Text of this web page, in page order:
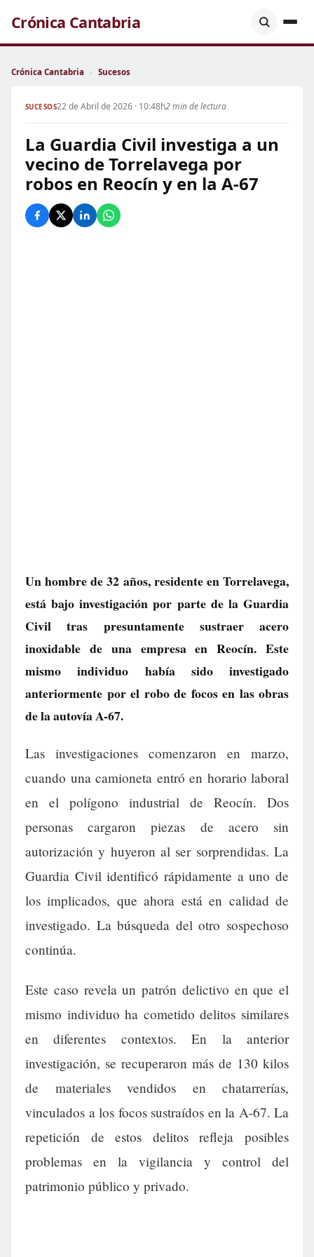
Crónica Cantabria
Crónica Cantabria › Sucesos
SUCESOS22 de Abril de 2026 · 10:48h2 min de lectura
La Guardia Civil investiga a un
vecino de Torrelavega por
robos en Reocín y en la A-67
Un hombre de 32 años, residente en Torrelavega,
está bajo investigación por parte de la Guardia
Civil tras presuntamente sustraer acero
inoxidable de una empresa en Reocín. Este
mismo individuo había sido investigado
anteriormente por el robo de focos en las obras
de la autovía A-67.
Las investigaciones comenzaron en marzo,
cuando una camioneta entró en horario laboral
en el polígono industrial de Reocín. Dos
personas cargaron piezas de acero sin
autorización y huyeron al ser sorprendidas. La
Guardia Civil identificó rápidamente a uno de
los implicados, que ahora está en calidad de
investigado. La búsqueda del otro sospechoso
continúa.
Este caso revela un patrón delictivo en que el
mismo individuo ha cometido delitos similares
en diferentes contextos. En la anterior
investigación, se recuperaron más de 130 kilos
de materiales vendidos en chatarrerías,
vinculados a los focos sustraídos en la A-67. La
repetición de estos delitos refleja posibles
problemas en la vigilancia y control del
patrimonio público y privado.